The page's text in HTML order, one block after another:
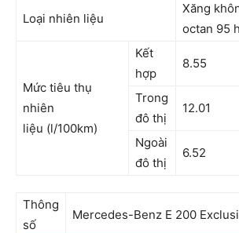
Loại nhiên liệu
Xăng
octan 95
Mức tiêu thụ
nhiên
liệu (l/100km)
Kết
hợp
8.55
Trong
đô thị
12.01
Ngoài
đô thị
6.52
Thông
số
Mercedes-Benz E 200